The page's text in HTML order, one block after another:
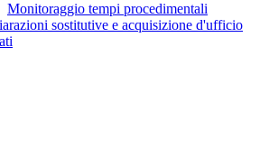
Monitoraggio tempi procedimentali
sostitutive e acquisizione d'ufficio